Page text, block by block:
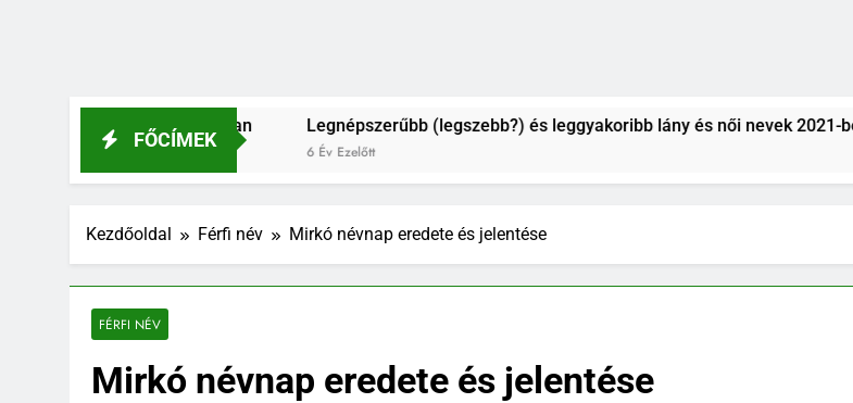
FŐCÍMEK
férfinevek 2021-ban Legnépszerűbb (legszebb?) és leggyakoribb lány és női nevek 2021-ben
6 Év Ezelőtt
Kezdőoldal Férfi név Mirkó névnap eredete és jelentése
FÉRFI NÉV
Mirkó névnap eredete és jelentése